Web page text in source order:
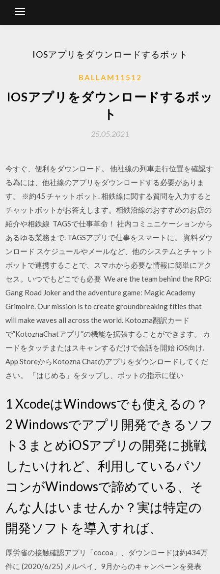
IOSアプリをダウンロードするボット
BALLAM11512
IOSアプリをダウンロードするボッ
ト
25.05.2021
今すぐ、便利をダウンロード。 他社線の列車走行位置を確認す
る為には、他社線のアプリをダウンロードする必要がありま
す。 ※約45 チャットボット. 相鉄線に関する質問を入力すると
チャットボットがお答えします。相鉄沿線のおすすめのお店の
紹介や相鉄線 TAGSで仕事革命！ 社内コミュニケーションから
あるゆる業務まで. TAGSアプリで仕事をスマートに。 資料ダウ
ンロード スケジュールやメールなど、他のシステムとチャット
ボットで連携することで、スマホから必要な情報に簡単にアク
セス。いつでもどこでも必要 We are the team behind the RPG:
Gang Road Joker and the adventure game: Magic Academy
Grimoire. Our mission is to create groundbreaking titles that
will make waves all across the world. Kotozna翻訳カード
で”KotoznaChatアプリ”の機能を拡張することができます。 カ
ードをタッチまたはスキャンするだけで会話を開始 iOS向け.
App StoreからKotozna Chatのアプリをダウンロードしてくだ
さい。 「はじめる」をタップし、ボットの指示に従い
1 XcodeはWindowsでも使えるの？
2 Windowsでアプリ開発できるソフ
ト3 まとめiOSアプリの開発に挑戦
したいけれど、利用しているパソ
コンがWindowsで諦めている、そ
んな人はいませんか？実は特定の
開発ソフトを導入すれば、
厚労省の接触確認アプリ「cocoa」、ダウンロードは約434万
件に (2020/6/25) メルペイ、9月からのキャンペーンを発表